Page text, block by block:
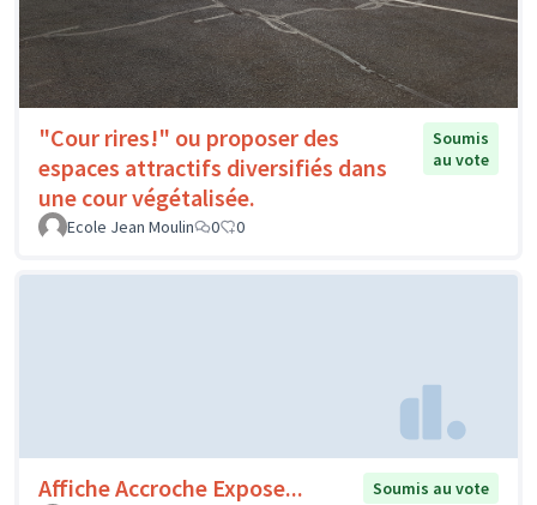
"Cour rires!" ou proposer des
espaces attractifs diversifiés dans
une cour végétalisée.
Soumis
au vote
Ecole Jean Moulin 0 0
Affiche Accroche Expose...
Soumis au vote